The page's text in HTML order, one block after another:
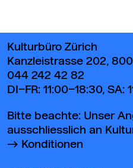
Kulturbüro Zürich
Kanzleistrasse 202,
044 242 42 82
DI–FR: 11:00–18:30, SA:
Bitte beachte: Unser
ausschliesslich an
Konditionen